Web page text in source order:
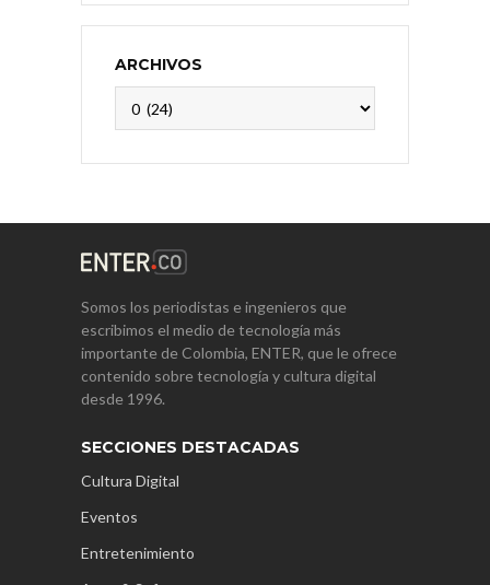
ARCHIVOS
Somos los periodistas e ingenieros que
escribimos el medio de tecnología más
importante de Colombia, ENTER, que le ofrece
contenido sobre tecnología y cultura digital
desde 1996.
SECCIONES DESTACADAS
Cultura Digital
Eventos
Entretenimiento